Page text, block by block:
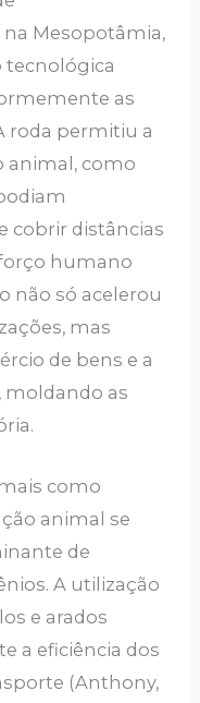
Mesopotâmia,
as
roda permitiu a
animal, como
cobrir distâncias
humano
não só acelerou
mas
de bens e a
moldando as
como
animal se
de
A utilização
e arados
a eficiência dos
(Anthony,